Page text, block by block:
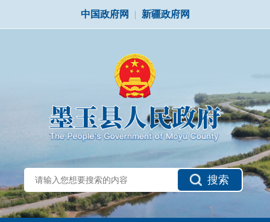
中国政府网 | 新疆政府网
搜索